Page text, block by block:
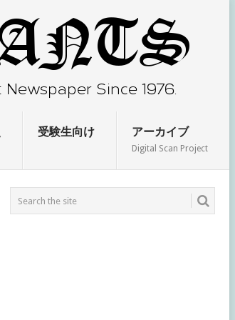
受験生向け アーカイブ
Digital Scan Project